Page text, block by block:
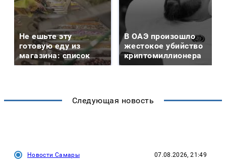
Не ешьте эту
готовую еду из
магазина: список
В ОАЭ произошло
жестокое убийство
криптомиллионера
Следующая новость
Новости Самары 07.08.2026, 21:49